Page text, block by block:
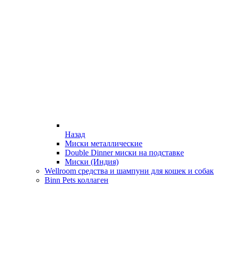
Назад
Миски металлические
Double Dinner миски на подставке
Миски (Индия)
Wellroom средства и шампуни для кошек и собак
Binn Pets коллаген